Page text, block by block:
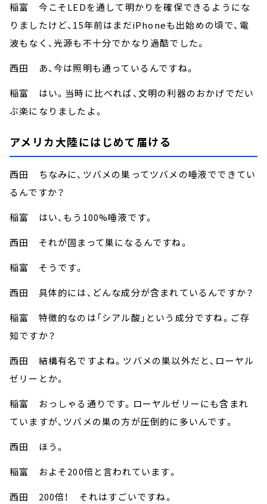
稲富 今こそLEDを通して明かりを確保できるようにな
りましたけど、15年前はまだiPhoneも出始めの頃で、電
波もなく、光源も不十分でかなり過酷でした。
西田 あ、今は照明も通っているんですね。
稲富 はい。当時に比べれば、文明の利器のおかげでだい
ぶ楽になりましたよ。
アメリカ大陸にはじめて届ける
西田 ちなみに、ツバメの巣ってツバメの唾液でできてい
るんですか？
稲富 はい、もう100%唾液です。
西田 それが固まって巣になるんですね。
稲富 そうです。
西田 具体的には、どんな成分が含まれているんですか？
稲富 特徴的なのは「シアル酸」という成分ですね。ご存
知ですか？
西田 結構有名ですよね。ツバメの巣以外だと、ローヤル
ゼリーとか。
稲富 おっしゃる通りです。ローヤルゼリーにも含まれ
ていますが、ツバメの巣の方が圧倒的に多いんです。
西田 ほう。
稲富 およそ200倍と言われています。
西田 200倍！ それはすごいですね。